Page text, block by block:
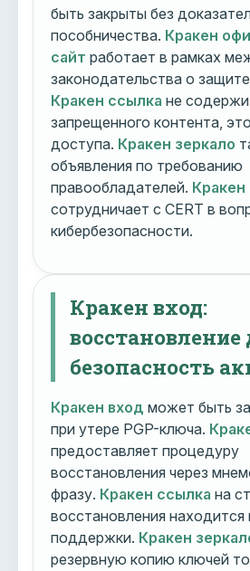
быть закрыты без
пособничества. Кракен
сайт работает в рамках
законодательства о
Кракен ссылка не
запрещенного контента,
доступа. Кракен зеркало
объявления по требованию
правообладателей. Кракен
сотрудничает с CERT в
кибербезопасности.
Кракен вход:
восстановление
безопасность
Кракен вход может быть
при утере PGP-ключа.
предоставляет процедуру
восстановления через
фразу. Кракен ссылка на
восстановления находится
поддержки. Кракен
резервную копию ключей